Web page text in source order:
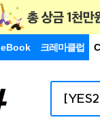
eBook 크레마클럽